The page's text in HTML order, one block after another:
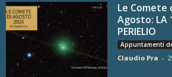
Le Comete
Agosto: LA
PERIELIO
Appuntamenti
Claudio Pra -